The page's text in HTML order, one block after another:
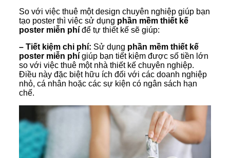
So với việc thuê một design chuyên nghiệp giúp bạn
tạo poster thì việc sử dụng phần mềm thiết kế
poster miễn phíđể tự thiết kế sẽ giúp:
– Tiết kiệm chi phí: Sử dụng phần mềm thiết kế
poster miễn phígiúp bạn tiết kiệm được số tiền lớn
so với việc thuê một nhà thiết kế chuyên nghiệp.
Điều này đặc biệt hữu ích đối với các doanh nghiệp
nhỏ, cá nhân hoặc các sự kiện có ngân sách hạn
chế.